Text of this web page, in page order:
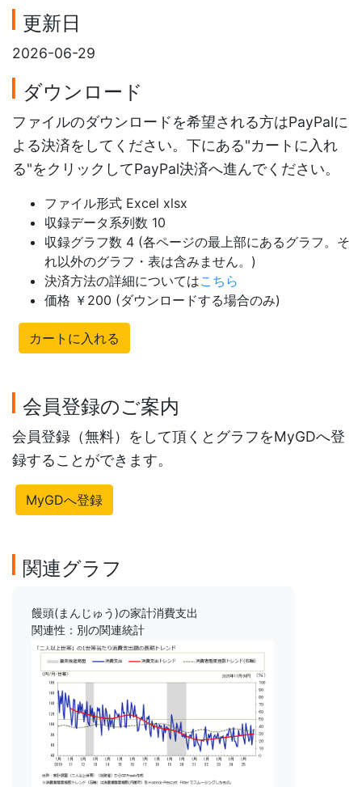
更新日
2026-06-29
ダウンロード
ファイルのダウンロードを希望される方はPayPalに
よる決済をしてください。下にある"カートに入れ
る"をクリックしてPayPal決済へ進んでください。
ファイル形式 Excel xlsx
収録データ系列数 10
収録グラフ数 4 (各ページの最上部にあるグラフ。そ
れ以外のグラフ・表は含みません。)
決済方法の詳細についてはこちら
価格 ￥200 (ダウンロードする場合のみ)
カートに入れる
会員登録のご案内
会員登録（無料）をして頂くとグラフをMyGDへ登
録することができます。
MyGDへ登録
関連グラフ
饅頭(まんじゅう)の家計消費支出
関連性：別の関連統計